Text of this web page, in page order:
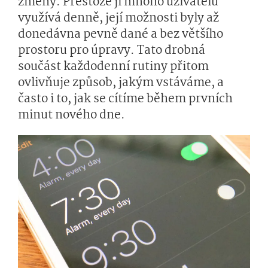
využívá denně, její možnosti byly až
donedávna pevně dané a bez většího
prostoru pro úpravy. Tato drobná
součást každodenní rutiny přitom
ovlivňuje způsob, jakým vstáváme, a
často i to, jak se cítíme během prvních
minut nového dne.